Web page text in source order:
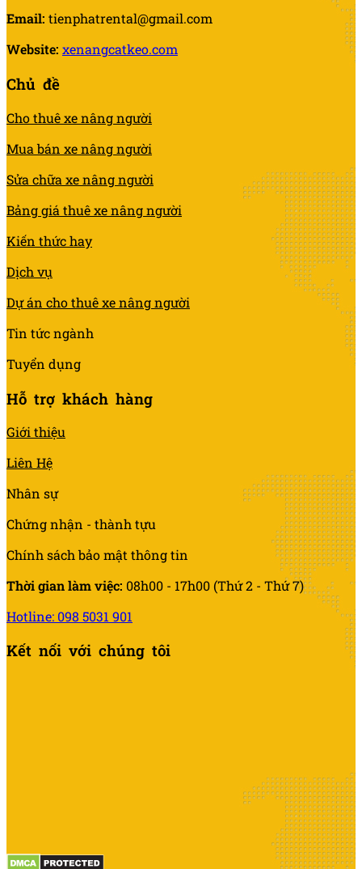
Xe nâng người 14m dạng cắt kéo Genie GS 4047
Tìm hiểu xe
Email: tienphatrental@gmail.com
Website: xenangcatkeo.com
Chủ đề
Cho thuê xe nâng người
Mua bán xe nâng người
Sửa chữa xe nâng người
Bảng giá thuê xe nâng người
Kiến thức hay
Dịch vụ
Dự án cho thuê xe nâng người
Tin tức ngành
Tuyển dụng
Hỗ trợ khách hàng
Giới thiệu
Liên Hệ
Nhân sự
Chứng nhận - thành tựu
Chính sách bảo mật thông tin
Thời gian làm việc: 08h00 - 17h00 (Thứ 2 - Thứ 7)
Hotline: 098 5031 901
Kết nối với chúng tôi